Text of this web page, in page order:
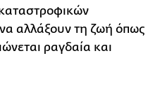
αλλάξουν τη ζωή όπως
ραγδαία και